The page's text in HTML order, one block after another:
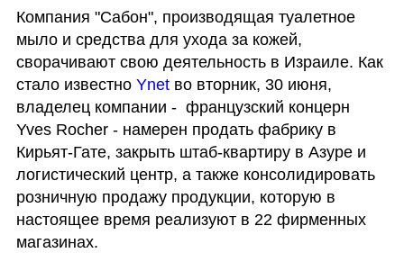
Компания "Сабон", производящая туалетное
мыло и средства для ухода за кожей,
сворачивают свою деятельность в Израиле. Как
стало известно Ynet во вторник, 30 июня,
владелец компании -  французский концерн
Yves Rocher - намерен продать фабрику в
Кирьят-Гате, закрыть штаб-квартиру в Азуре и
логистический центр, а также консолидировать
розничную продажу продукции, которую в
настоящее время реализуют в 22 фирменных
магазинах.